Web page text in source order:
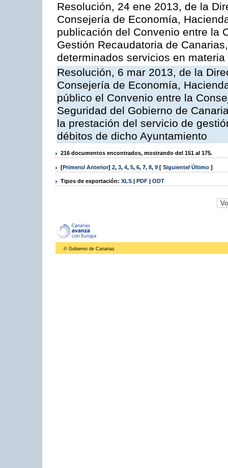
Resolución, 24 ene 2013, de la
Consejería de Economía,
publicación del Convenio entre la
Gestión Recaudatoria de
determinados servicios en materia
Resolución, 6 mar 2013, de la
Consejería de Economía,
público el Convenio entre la
Seguridad del Gobierno de
la prestación del servicio de
débitos de dicho Ayuntamiento
216 documentos encontrados, mostrando del 151 al 175.
[Primero/ Anterior] 2, 3, 4, 5, 6, 7, 8, 9 [ Siguiente/ Último ]
Tipos de exportación: XLS | PDF | ODT
© Gobierno de Canarias